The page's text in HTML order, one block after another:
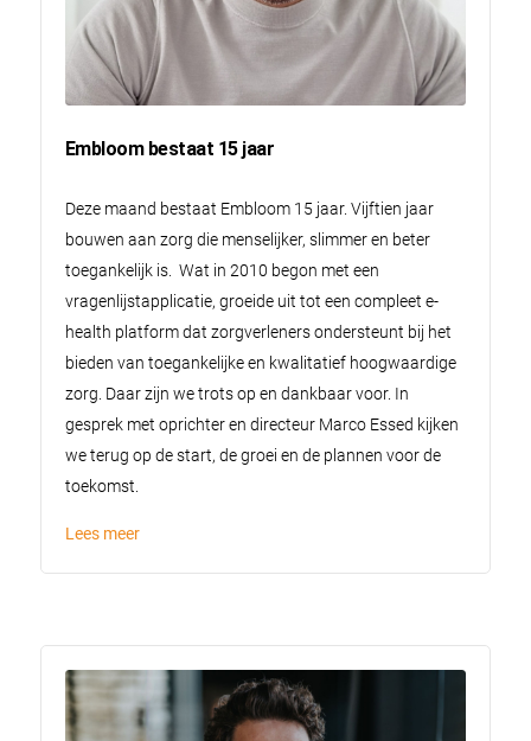
Embloom bestaat 15 jaar
Deze maand bestaat Embloom 15 jaar. Vijftien jaar
bouwen aan zorg die menselijker, slimmer en beter
toegankelijk is. Wat in 2010 begon met een
vragenlijstapplicatie, groeide uit tot een compleet e-
health platform dat zorgverleners ondersteunt bij het
bieden van toegankelijke en kwalitatief hoogwaardige
zorg. Daar zijn we trots op en dankbaar voor. In
gesprek met oprichter en directeur Marco Essed kijken
we terug op de start, de groei en de plannen voor de
toekomst.
Lees meer